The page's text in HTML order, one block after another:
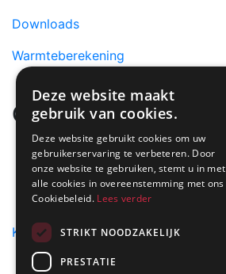
Downloads
Warmteberekening
Contact
info@dimplex.nl
+31 (0) 513 78 98 80
Klik dan hier
Deze website maakt
gebruik van cookies.
Deze website gebruikt cookies om uw
gebruikerservaring te verbeteren. Door
onze website te gebruiken, stemt u in met
alle cookies in overeenstemming met ons
Cookiebeleid. Lees verder
STRIKT NOODZAKELIJK
PRESTATIE